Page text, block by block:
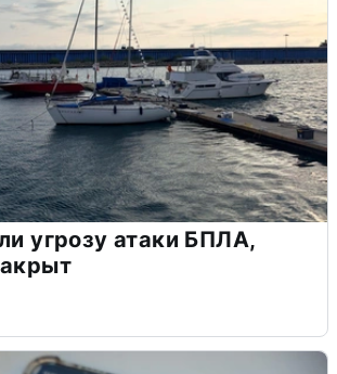
угрозу атаки БПЛА,